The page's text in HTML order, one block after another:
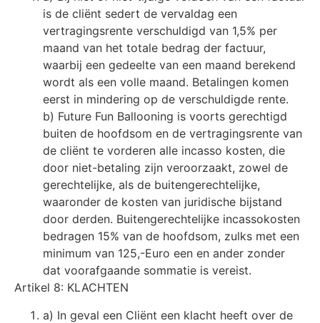
is de cliënt sedert de vervaldag een
vertragingsrente verschuldigd van 1,5% per
maand van het totale bedrag der factuur,
waarbij een gedeelte van een maand berekend
wordt als een volle maand. Betalingen komen
eerst in mindering op de verschuldigde rente.
b) Future Fun Ballooning is voorts gerechtigd
buiten de hoofdsom en de vertragingsrente van
de cliënt te vorderen alle incasso kosten, die
door niet-betaling zijn veroorzaakt, zowel de
gerechtelijke, als de buitengerechtelijke,
waaronder de kosten van juridische bijstand
door derden. Buitengerechtelijke incassokosten
bedragen 15% van de hoofdsom, zulks met een
minimum van 125,-Euro een en ander zonder
dat voorafgaande sommatie is vereist.
Artikel 8: KLACHTEN
a) In geval een Cliënt een klacht heeft over de